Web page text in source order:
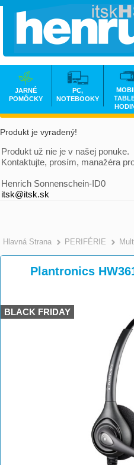
Produkt je vyradený!
Produkt už nie je v našej ponuke.
Kontaktujte, prosím, manažéra
Henrich Sonnenschein-ID0
itsk@itsk.sk
Hlavná Strana >
PERIFÉRIE
Plantronics
BLACK FRIDAY
JARNÉ
POMÔCKY
PC,
NOTEBOOKY